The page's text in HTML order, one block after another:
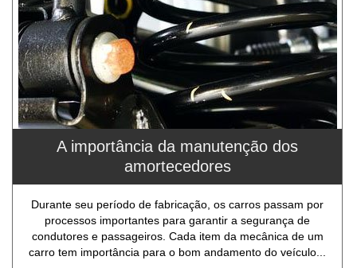
A importância da manutenção dos
amortecedores
Durante seu período de fabricação, os carros passam por
processos importantes para garantir a segurança de
condutores e passageiros. Cada item da mecânica de um
carro tem importância para o bom andamento do veículo...